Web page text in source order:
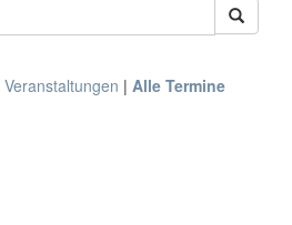
Veranstaltungen | Alle Termine